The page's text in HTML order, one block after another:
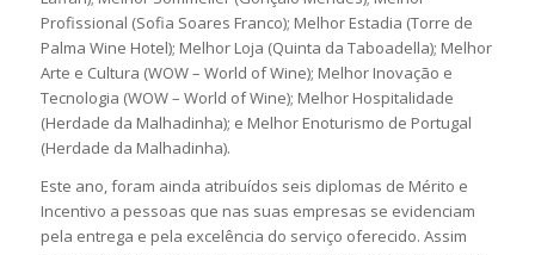
Profissional (Sofia Soares Franco); Melhor Estadia (Torre de
Palma Wine Hotel); Melhor Loja (Quinta da Taboadella); Melhor
Arte e Cultura (WOW – World of Wine); Melhor Inovação e
Tecnologia (WOW – World of Wine); Melhor Hospitalidade
(Herdade da Malhadinha); e Melhor Enoturismo de Portugal
(Herdade da Malhadinha).
Este ano, foram ainda atribuídos seis diplomas de Mérito e
Incentivo a pessoas que nas suas empresas se evidenciam
pela entrega e pela excelência do serviço oferecido. Assim